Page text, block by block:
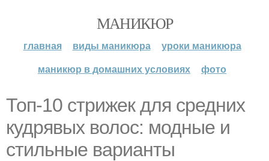
МАНИКЮР
главная виды маникюра
уроки маникюра
маникюр в домашних условиях
фото
Топ-10 стрижек для средних
кудрявых волос: модные и
стильные варианты